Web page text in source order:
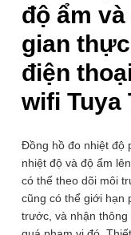
độ ẩm
gian
điện
wifi Tuya
Đồng hồ đo nhiệt độ
nhiệt độ và độ ẩm
có thể theo dõi môi
cũng có thể giới hạn
trước, và nhận
Phạm vi đo
độ ẩm
Độ chính
xác độ ẩm
Phạm vi
cường độ
ánh sáng
Kích thước